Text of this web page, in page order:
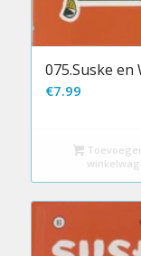
075.Suske
€7.99